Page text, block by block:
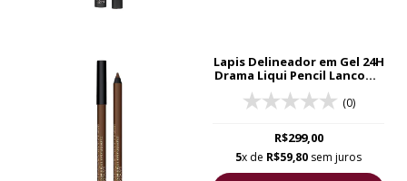
Lapis Delineador em Gel 24H
Drama Liqui Pencil Lancome
(0)
R$299,00
5x de R$59,80 sem juros